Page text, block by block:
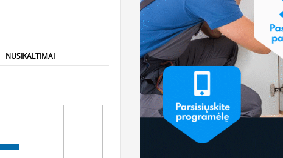
NUSIKALTIMAI